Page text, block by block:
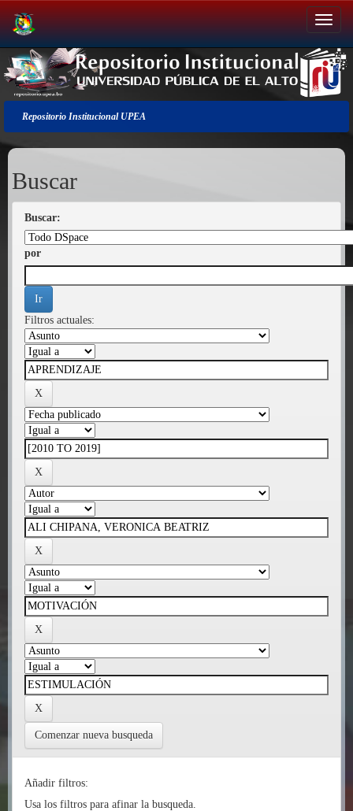
Salir
de
la
navegación
Repositorio Institucional UPEA
Buscar
Buscar:
por
Filtros actuales:
Comenzar nueva busqueda
Añadir filtros:
Usa los filtros para afinar la busqueda.